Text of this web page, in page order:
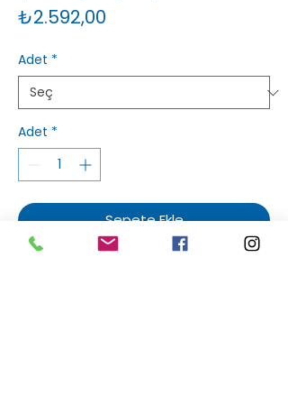
₺2.592,00
Adet *
Adet *
Sepete Ekle